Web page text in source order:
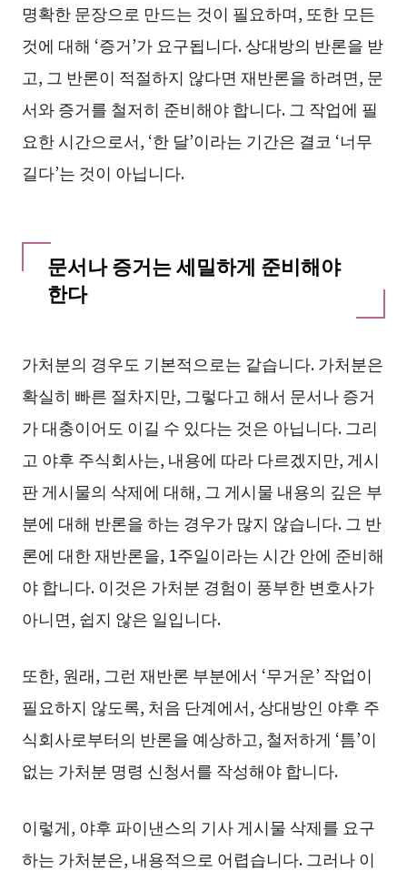
명확한 문장으로 만드는 것이 필요하며, 또한 모든
것에 대해 ‘증거’가 요구됩니다. 상대방의 반론을 받
고, 그 반론이 적절하지 않다면 재반론을 하려면, 문
서와 증거를 철저히 준비해야 합니다. 그 작업에 필
요한 시간으로서, ‘한 달’이라는 기간은 결코 ‘너무
길다’는 것이 아닙니다.
문서나 증거는 세밀하게 준비해야
한다
가처분의 경우도 기본적으로는 같습니다. 가처분은
확실히 빠른 절차지만, 그렇다고 해서 문서나 증거
가 대충이어도 이길 수 있다는 것은 아닙니다. 그리
고 야후 주식회사는, 내용에 따라 다르겠지만, 게시
판 게시물의 삭제에 대해, 그 게시물 내용의 깊은 부
분에 대해 반론을 하는 경우가 많지 않습니다. 그 반
론에 대한 재반론을, 1주일이라는 시간 안에 준비해
야 합니다. 이것은 가처분 경험이 풍부한 변호사가
아니면, 쉽지 않은 일입니다.
또한, 원래, 그런 재반론 부분에서 ‘무거운’ 작업이
필요하지 않도록, 처음 단계에서, 상대방인 야후 주
식회사로부터의 반론을 예상하고, 철저하게 ‘틈’이
없는 가처분 명령 신청서를 작성해야 합니다.
이렇게, 야후 파이낸스의 기사 게시물 삭제를 요구
하는 가처분은, 내용적으로 어렵습니다. 그러나 이